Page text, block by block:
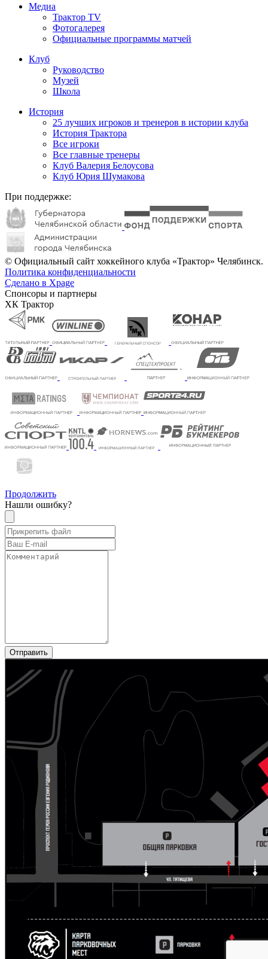
Медиа
Трактор TV
Фотогалерея
Официальные программы матчей
Клуб
Руководство
Музей
Школа
История
25 лучших игроков и тренеров в истории клуба
История Трактора
Все игроки
Все главные тренеры
Клуб Валерия Белоусова
Клуб Юрия Шумакова
При поддержке:
© Официальный сайт хоккейного клуба «Трактор» Челябинск.
Политика конфиденциальности
Сделано в Xpage
Спонсоры и партнеры
ХК Трактор
Продолжить
Нашли ошибку?